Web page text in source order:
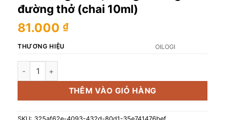
đường thở (chai 10ml)
81.000 ₫
THƯƠNG HIỆU OILOGI
Tinh dầu hương Nhu Trắng – Clove Basil Oil giữ ấm,
THÊM VÀO GIỎ HÀNG